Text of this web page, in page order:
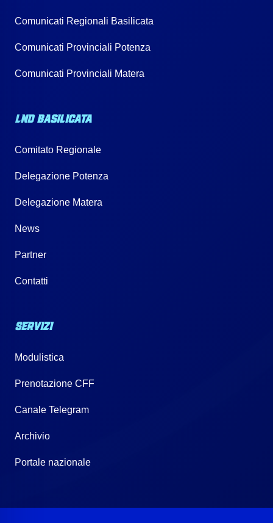
Comunicati Regionali Basilicata
Comunicati Provinciali Potenza
Comunicati Provinciali Matera
LND BASILICATA
Comitato Regionale
Delegazione Potenza
Delegazione Matera
News
Partner
Contatti
SERVIZI
Modulistica
Prenotazione CFF
Canale Telegram
Archivio
Portale nazionale